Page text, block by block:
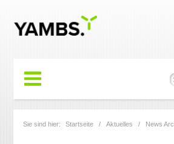
Sie sind hier: Startseite /Aktuelles / News